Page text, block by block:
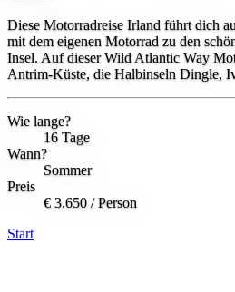
Diese Motorradreise Irland führt dich
mit dem eigenen Motorrad zu den
Insel. Auf dieser Wild Atlantic Way
Antrim-Küste, die Halbinseln Dingle,
Wie lange?
16 Tage
Wann?
Sommer
Preis
€ 3.650 / Person
Start